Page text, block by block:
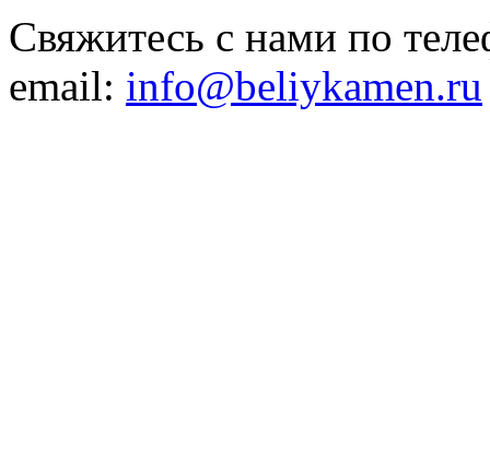
Свяжитесь с нами по
email: info@beliykamen.ru